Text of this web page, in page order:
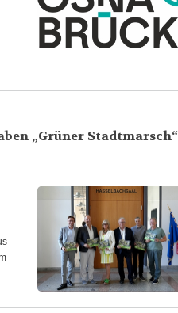
„Grüner Stadtmarsch“